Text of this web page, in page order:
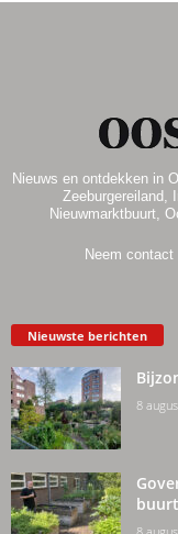
Nieuws en ontdekken in
Zeeburgereiland,
Nieuwmarktbuurt,
Neem
Nieuwste berichten
8